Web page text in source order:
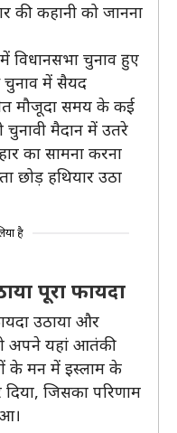
की कहानी को जानना
चुनाव हुए
में सैयद
मौजूदा समय के कई
मैदान में उतरे
का सामना करना
छोड़ हथियार उठा
है
पूरा फायदा
उठाया और
अपने यहां आतंकी
के मन में इस्लाम के
जिसका परिणाम